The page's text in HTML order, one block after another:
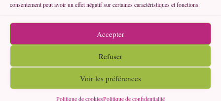
consentement peut avoir un effet négatif sur certaines caractéristiques et fonctions.
Accepter
Refuser
Voir les préférences
Politique de cookiesPolitique de confidentialité
Politique de cookies (UE)
© 2026Fil'Orient